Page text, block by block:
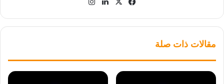
فيسبوك
‫X لينكدإن
مقالات ذات صلة